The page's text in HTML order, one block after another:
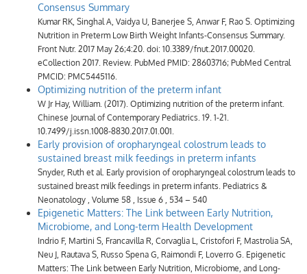
Consensus Summary
Kumar RK, Singhal A, Vaidya U, Banerjee S, Anwar F, Rao S. Optimizing
Nutrition in Preterm Low Birth Weight Infants-Consensus Summary.
Front Nutr. 2017 May 26;4:20. doi: 10.3389/fnut.2017.00020.
eCollection 2017. Review. PubMed PMID: 28603716; PubMed Central
PMCID: PMC5445116.
Optimizing nutrition of the preterm infant
W Jr Hay, William. (2017). Optimizing nutrition of the preterm infant.
Chinese Journal of Contemporary Pediatrics. 19. 1-21.
10.7499/j.issn.1008-8830.2017.01.001.
Early provision of oropharyngeal colostrum leads to
sustained breast milk feedings in preterm infants
Snyder, Ruth et al. Early provision of oropharyngeal colostrum leads to
sustained breast milk feedings in preterm infants. Pediatrics &
Neonatology , Volume 58 , Issue 6 , 534 – 540
Epigenetic Matters: The Link between Early Nutrition,
Microbiome, and Long-term Health Development
Indrio F, Martini S, Francavilla R, Corvaglia L, Cristofori F, Mastrolia SA,
Neu J, Rautava S, Russo Spena G, Raimondi F, Loverro G. Epigenetic
Matters: The Link between Early Nutrition, Microbiome, and Long-